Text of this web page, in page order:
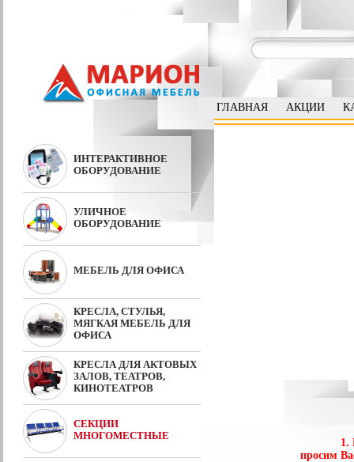
ГЛАВНАЯ АКЦИИ
ИНТЕРАКТИВНОЕ
ОБОРУДОВАНИЕ
УЛИЧНОЕ
ОБОРУДОВАНИЕ
МЕБЕЛЬ ДЛЯ ОФИСА
КРЕСЛА, СТУЛЬЯ,
МЯГКАЯ МЕБЕЛЬ ДЛЯ
ОФИСА
КРЕСЛА ДЛЯ АКТОВЫХ
ЗАЛОВ, ТЕАТРОВ,
КИНОТЕАТРОВ
СЕКЦИИ
МНОГОМЕСТНЫЕ
1.
просим